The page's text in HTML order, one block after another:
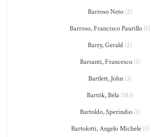
Barroso Neto(2)
Barroso, Francisco Paurillo (1)
Barry, Gerald (2)
Barsanti, Francesco(1)
Bartlett, John (3)
Bartók, Béla(183)
Bartoldo, Sperindio(1)
Bartolotti, Angelo Michele(1)